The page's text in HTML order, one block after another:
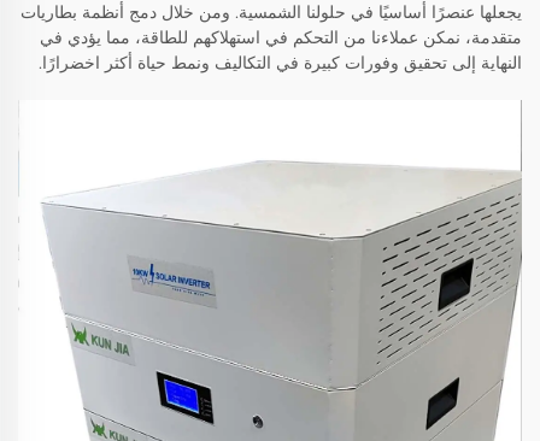
يجعلها عنصرًا أساسيًا في حلولنا الشمسية. ومن خلال دمج أنظمة بطاريات
متقدمة، نمكن عملاءنا من التحكم في استهلاكهم للطاقة، مما يؤدي في
النهاية إلى تحقيق وفورات كبيرة في التكاليف ونمط حياة أكثر اخضرارًا.